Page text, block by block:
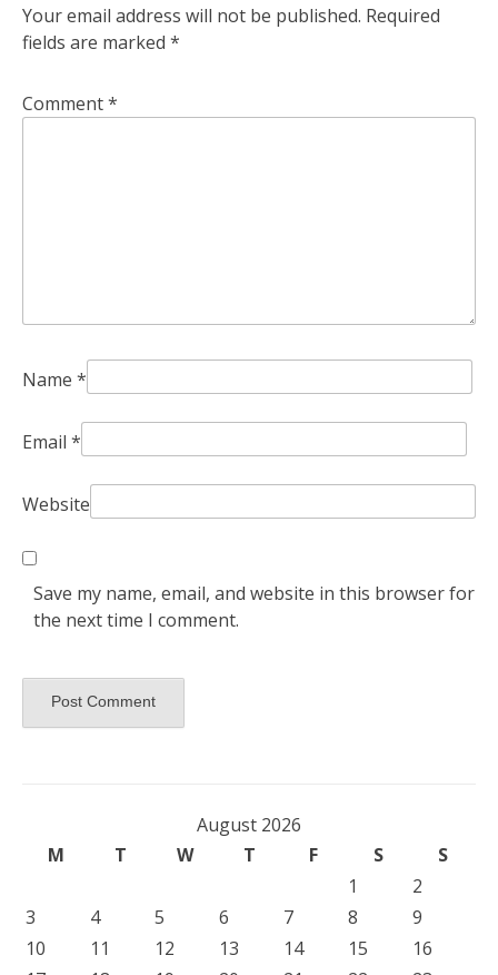
Your email address will not be published. Required
fields are marked *
Comment*
Name *
Email *
Website
Save my name, email, and website in this browser for
the next time I comment.
August 2026
M
T W T F S
S
1
2
3
4 5 6 7 8
9
10
11 12 13 14 15
16